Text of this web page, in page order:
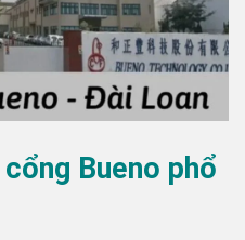
Bueno phổ